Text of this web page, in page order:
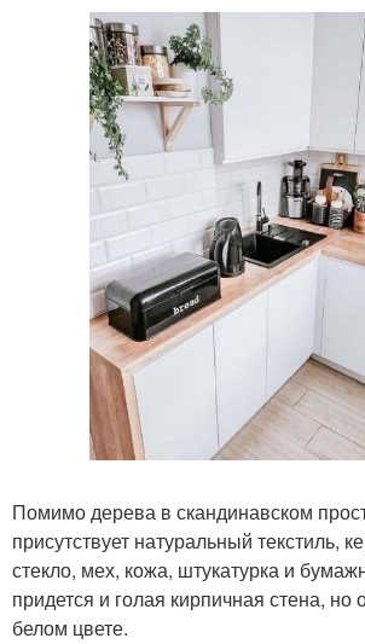
Помимо дерева в скандинавском
присутствует натуральный текстиль,
стекло, мех, кожа, штукатурка и
придется и голая кирпичная стена, но
белом цвете.